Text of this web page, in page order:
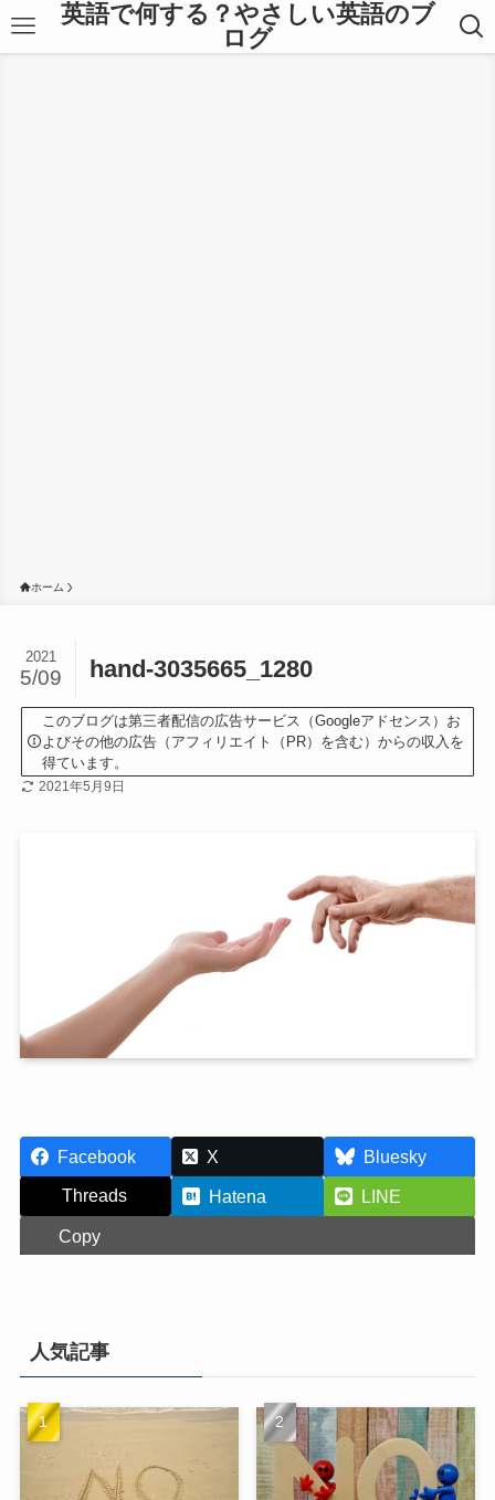
英語で何する？やさしい英語のブ
ログ
ホーム
hand-3035665_1280
2021
5/09
このブログは第三者配信の広告サービス（Googleアドセンス）お
よびその他の広告（アフィリエイト（PR）を含む）からの収入を
得ています。
2021年5月9日
Facebook X
Bluesky
Threads
Hatena
LINE
Copy
人気記事